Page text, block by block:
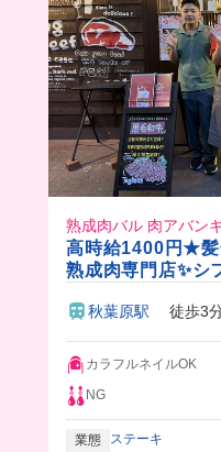
熟成肉バル 肉アバン
高時給1400円★髪
熟成肉専門店✨シ
すい◎
秋葉原駅 徒歩3
カラフルネイルOK
NG
業態
ステーキ